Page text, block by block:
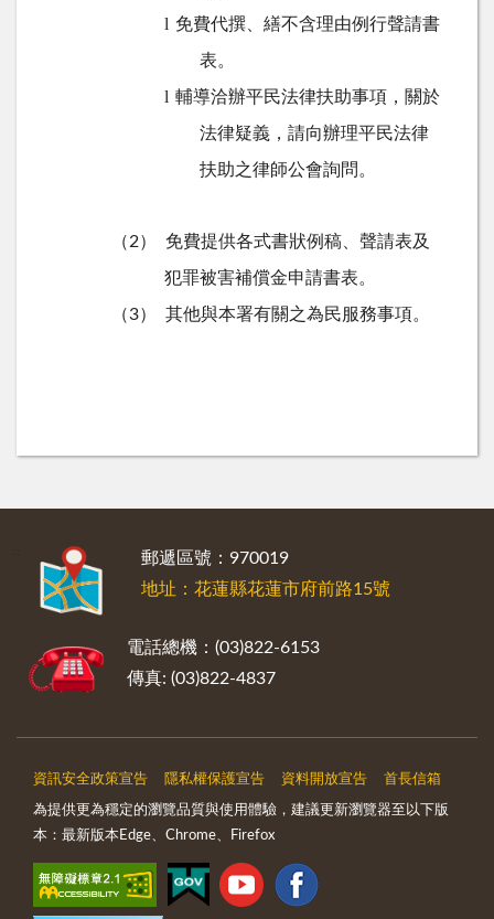
l 免費代撰、繕不含理由例行聲請書
表。
l 輔導洽辦平民法律扶助事項，關於
法律疑義，請向辦理平民法律
扶助之律師公會詢問。
（2）
免費提供各式書狀例稿、聲請表及
犯罪被害補償金申請書表。
（3） 其他與本署有關之為民服務事項。
郵遞區號：970019
地址：花蓮縣花蓮市府前路15號
電話總機：(03)822-6153
傳真: (03)822-4837
資訊安全政策宣告 隱私權保護宣告 資料開放宣告 首長信箱
為提供更為穩定的瀏覽品質與使用體驗，建議更新瀏覽器至以下版
本：最新版本Edge、Chrome、Firefox